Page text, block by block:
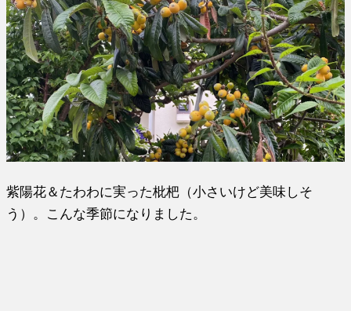
紫陽花＆たわわに実った枇杷（小さいけど美味しそ
う）。こんな季節になりました。